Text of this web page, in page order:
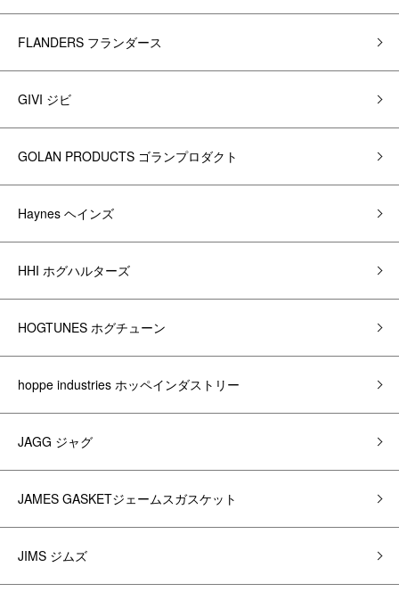
FLANDERS フランダース
GIVI ジビ
GOLAN PRODUCTS ゴランプロダクト
Haynes ヘインズ
HHI ホグハルターズ
HOGTUNES ホグチューン
hoppe industries ホッペインダストリー
JAGG ジャグ
JAMES GASKETジェームスガスケット
JIMS ジムズ